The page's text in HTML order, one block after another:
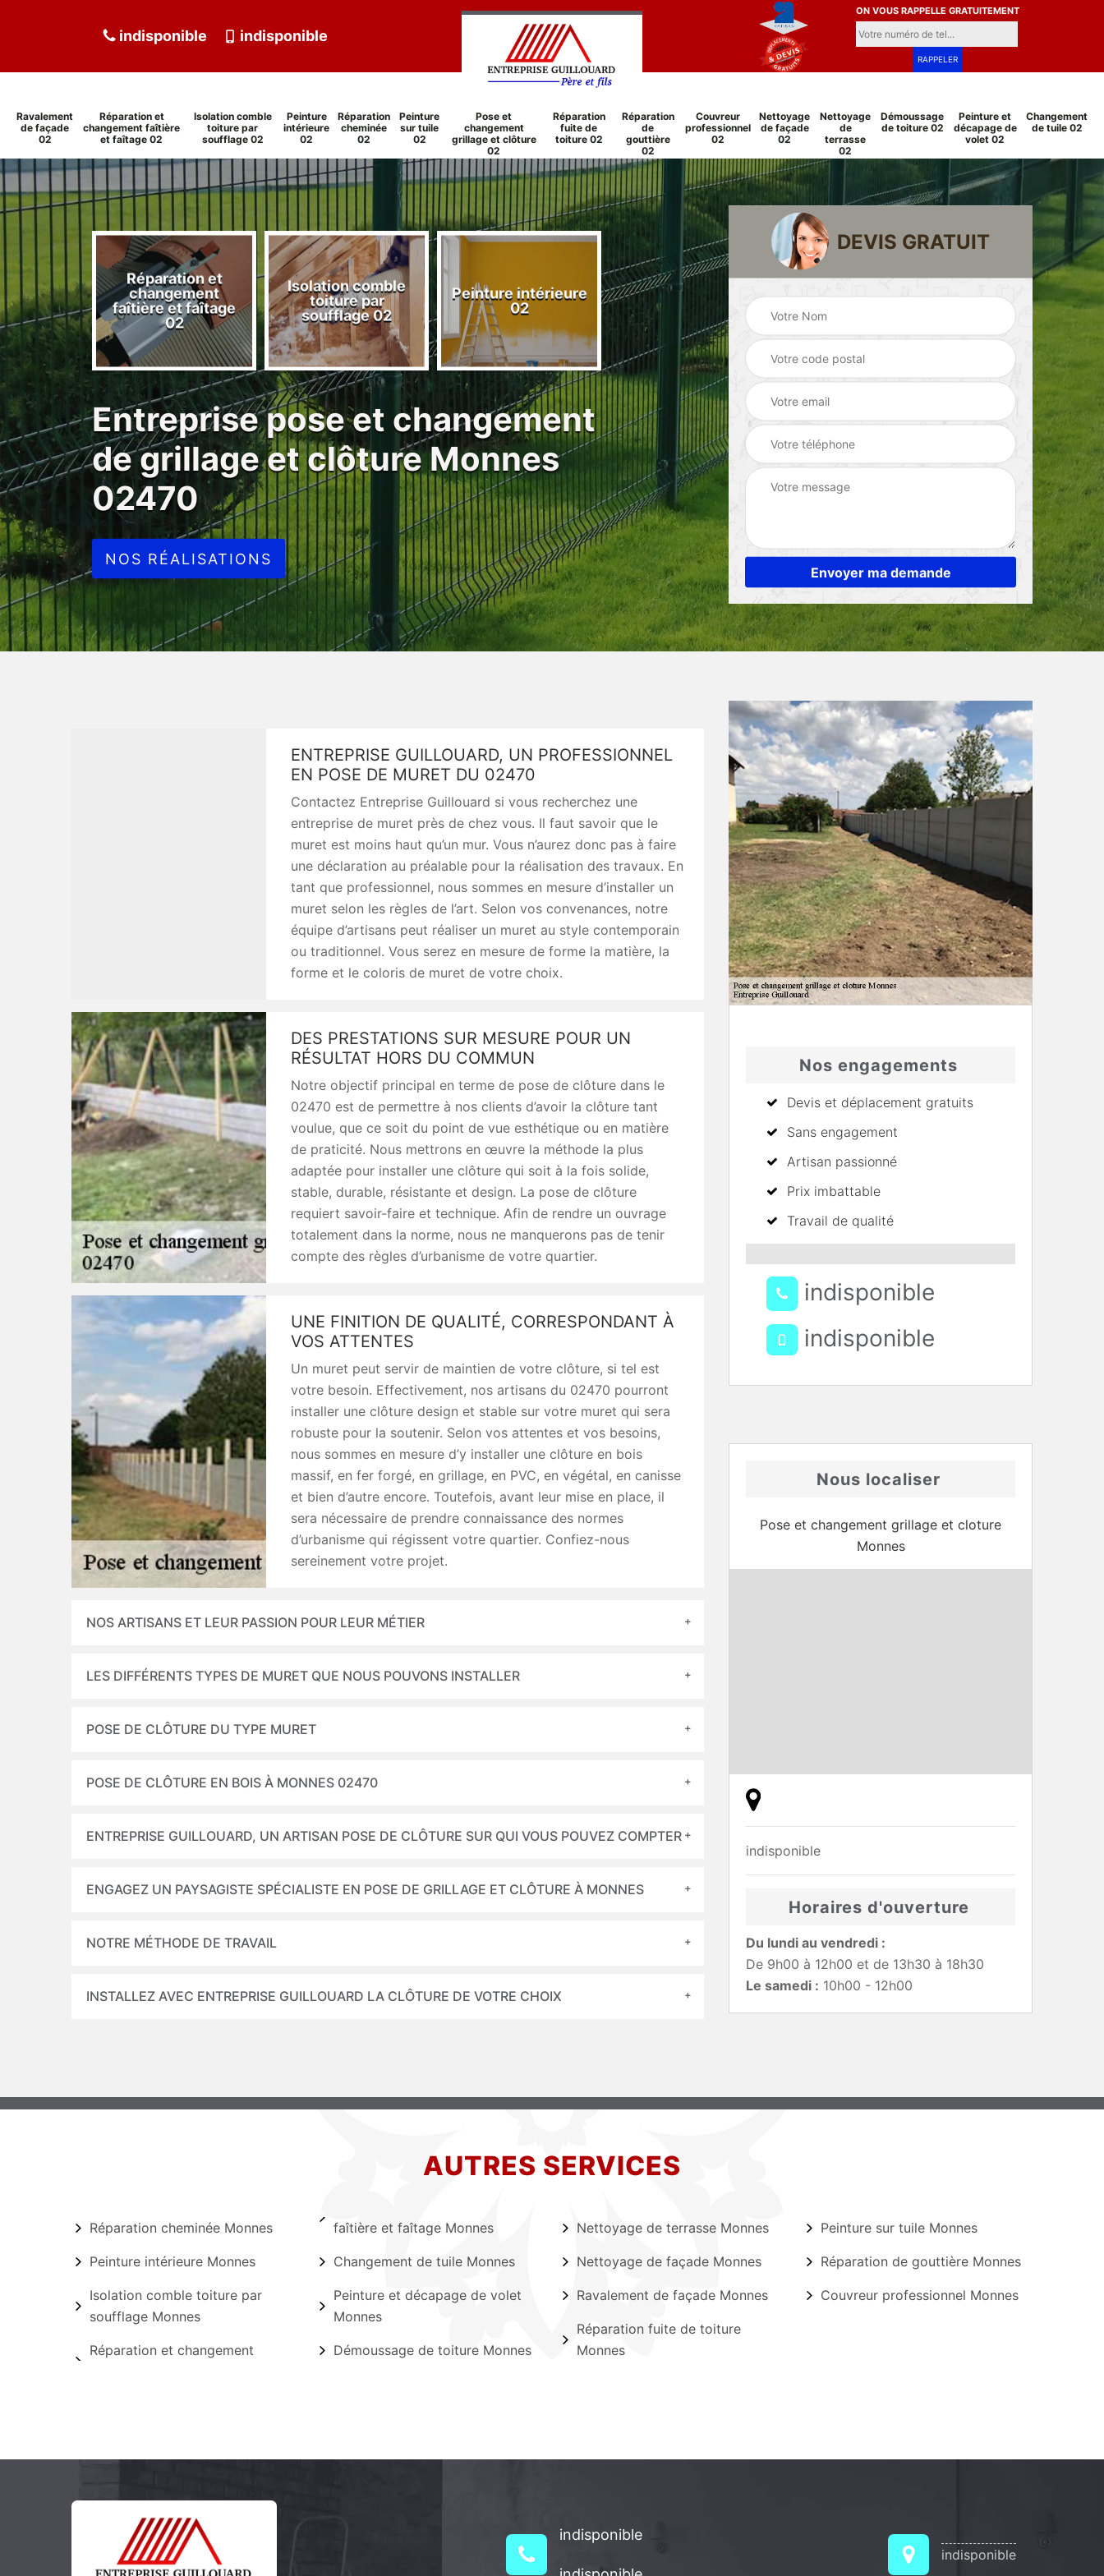
indisponible indisponible
ON VOUS RAPPELLE GRATUITEMENT
Ravalement
de façade
02
Réparation et
changement faîtière
et faîtage 02
Isolation comble
toiture par
soufflage 02
Peinture
intérieure
02
Réparation
cheminée
02
Peinture
sur tuile
02
Pose et
changement
grillage et clôture
02
Réparation
fuite de
toiture 02
Réparation
de
gouttière
02
Couvreur
professionnel
02
Nettoyage
de façade
02
Nettoyage
de
terrasse
02
Démoussage
de toiture 02
Peinture et
décapage de
volet 02
Changement
de tuile 02
Réparation et
changement
faîtière et faîtage
02
Isolation comble
toiture par
soufflage 02
Peinture intérieure
Réparation
cheminée 02
Peinture sur tuile
02
Pose et
changement
Entreprise pose et changement
de grillage et clôture Monnes
02470
NOS RÉALISATIONS
DEVIS GRATUIT
ENTREPRISE GUILLOUARD, UN PROFESSIONNEL
EN POSE DE MURET DU 02470
Contactez Entreprise Guillouard si vous recherchez une
entreprise de muret près de chez vous. Il faut savoir que le
muret est moins haut qu’un mur. Vous n’aurez donc pas à faire
une déclaration au préalable pour la réalisation des travaux. En
tant que professionnel, nous sommes en mesure d’installer un
muret selon les règles de l’art. Selon vos convenances, notre
équipe d’artisans peut réaliser un muret au style contemporain
ou traditionnel. Vous serez en mesure de forme la matière, la
forme et le coloris de muret de votre choix.
DES PRESTATIONS SUR MESURE POUR UN
RÉSULTAT HORS DU COMMUN
Notre objectif principal en terme de pose de clôture dans le
02470 est de permettre à nos clients d’avoir la clôture tant
voulue, que ce soit du point de vue esthétique ou en matière
de praticité. Nous mettrons en œuvre la méthode la plus
adaptée pour installer une clôture qui soit à la fois solide,
stable, durable, résistante et design. La pose de clôture
requiert savoir-faire et technique. Afin de rendre un ouvrage
totalement dans la norme, nous ne manquerons pas de tenir
compte des règles d’urbanisme de votre quartier.
UNE FINITION DE QUALITÉ, CORRESPONDANT À
VOS ATTENTES
Un muret peut servir de maintien de votre clôture, si tel est
votre besoin. Effectivement, nos artisans du 02470 pourront
installer une clôture design et stable sur votre muret qui sera
robuste pour la soutenir. Selon vos attentes et vos besoins,
nous sommes en mesure d’y installer une clôture en bois
massif, en fer forgé, en grillage, en PVC, en végétal, en canisse
et bien d’autre encore. Toutefois, avant leur mise en place, il
sera nécessaire de prendre connaissance des normes
d’urbanisme qui régissent votre quartier. Confiez-nous
sereinement votre projet.
NOS ARTISANS ET LEUR PASSION POUR LEUR MÉTIER
LES DIFFÉRENTS TYPES DE MURET QUE NOUS POUVONS INSTALLER
POSE DE CLÔTURE DU TYPE MURET
POSE DE CLÔTURE EN BOIS À MONNES 02470
ENTREPRISE GUILLOUARD, UN ARTISAN POSE DE CLÔTURE SUR QUI VOUS POUVEZ COMPTER
ENGAGEZ UN PAYSAGISTE SPÉCIALISTE EN POSE DE GRILLAGE ET CLÔTURE À MONNES
NOTRE MÉTHODE DE TRAVAIL
INSTALLEZ AVEC ENTREPRISE GUILLOUARD LA CLÔTURE DE VOTRE CHOIX
Nos engagements
Devis et déplacement gratuits
Sans engagement
Artisan passionné
Prix imbattable
Travail de qualité
indisponible
indisponible
Nous localiser
Pose et changement grillage et cloture
Monnes
indisponible
Horaires d'ouverture
Du lundi au vendredi :
De 9h00 à 12h00 et de 13h30 à 18h30
Le samedi : 10h00 - 12h00
AUTRES SERVICES
Réparation cheminée Monnes
Peinture intérieure Monnes
Isolation comble toiture par
soufflage Monnes
Réparation et changement
faîtière et faîtage Monnes
Changement de tuile Monnes
Peinture et décapage de volet
Monnes
Démoussage de toiture Monnes
Nettoyage de terrasse Monnes
Nettoyage de façade Monnes
Ravalement de façade Monnes
Réparation fuite de toiture
Monnes
Peinture sur tuile Monnes
Réparation de gouttière Monnes
Couvreur professionnel Monnes
indisponible
indisponible